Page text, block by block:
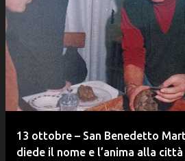
13 ottobre – San Benedetto
diede il nome e l’anima alla